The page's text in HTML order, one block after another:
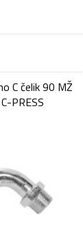
C čelik 90 MŽ
PRESS